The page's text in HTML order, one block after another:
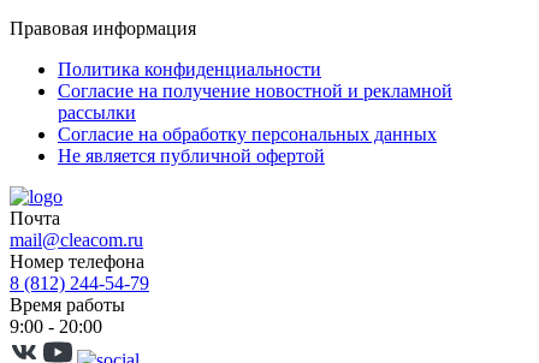
Правовая информация
Политика конфиденциальности
Согласие на получение новостной и рекламной
рассылки
Согласие на обработку персональных данных
Не является публичной офертой
Почта
mail@cleacom.ru
Номер телефона
8 (812) 244-54-79
Время работы
9:00 - 20:00